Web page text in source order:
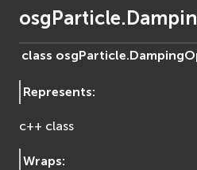
EVcommon
evlua
Граф Сцены (Scene Graph)
EVosgAnimation
class osgParticle.
Represents:
c++ class
Wraps: